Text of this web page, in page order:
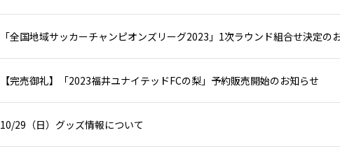
【完売御礼】「2023福井ユナイテッドFCの梨」予約販売開始のお知らせ
10/29（日）グッズ情報について